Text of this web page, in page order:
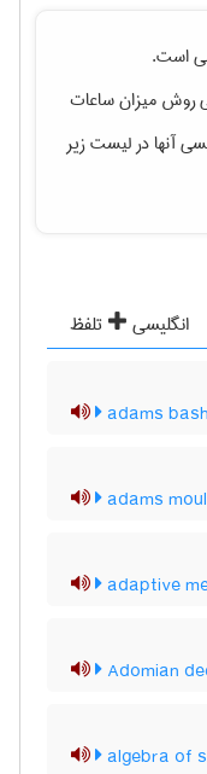
است.
روش میزان ساعات
آنها در لیست زیر
انگلیسی
تلفظ
adams
adams
adaptive
Adomian
algebra of